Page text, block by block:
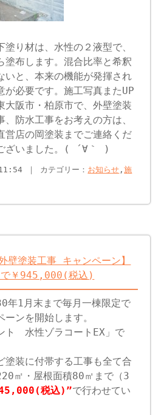
り材は、水性の２液型で、
塗布します。混合比率と希釈
いと、本来の機能が発揮され
が必要です。施工写真またUP
大阪市・柏原市で、外壁塗装
防水工事をお考えの方は、
営店の岡塗装までご連絡くだ
ざいました。( ´∀｀ )
｜ カテゴリー： お知らせ ,施
壁塗装工事 キャンペーン】
で￥945,000(税込)
年1月末まで毎月一棟限定で
ンを開始します。
ト 水性ゾラコートEX」で
塗装に付帯する工事も全て合
㎡・屋根面積80㎡まで（3
税込)”で行わせてい